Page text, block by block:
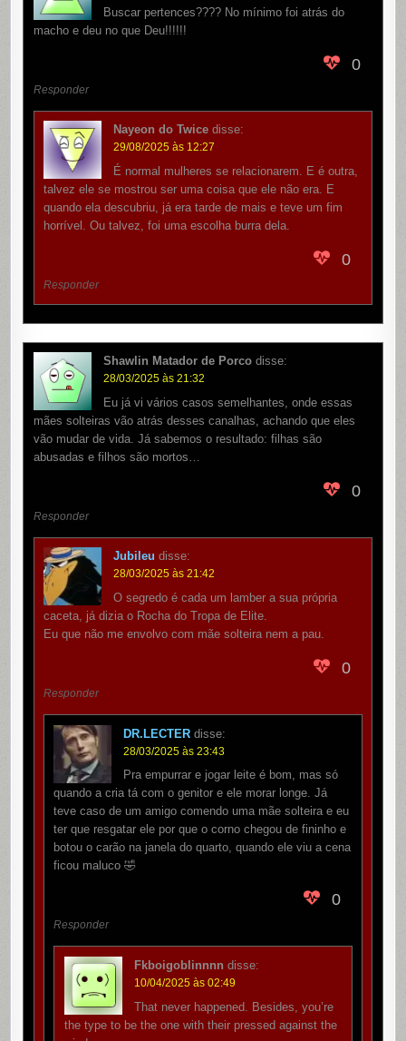
Buscar pertences???? No mínimo foi atrás do
macho e deu no que Deu!!!!!!
0
Responder
Nayeon do Twice disse:
29/08/2025 às 12:27
É normal mulheres se relacionarem. E é outra,
talvez ele se mostrou ser uma coisa que ele não era. E
quando ela descubriu, já era tarde de mais e teve um fim
horrível. Ou talvez, foi uma escolha burra dela.
0
Responder
Shawlin Matador de Porco disse:
28/03/2025 às 21:32
Eu já vi vários casos semelhantes, onde essas
mães solteiras vão atrás desses canalhas, achando que eles
vão mudar de vida. Já sabemos o resultado: filhas são
abusadas e filhos são mortos…
0
Responder
Jubileu disse:
28/03/2025 às 21:42
O segredo é cada um lamber a sua própria
caceta, já dizia o Rocha do Tropa de Elite.
Eu que não me envolvo com mãe solteira nem a pau.
0
Responder
DR.LECTER disse:
28/03/2025 às 23:43
Pra empurrar e jogar leite é bom, mas só
quando a cria tá com o genitor e ele morar longe. Já
teve caso de um amigo comendo uma mãe solteira e eu
ter que resgatar ele por que o corno chegou de fininho e
botou o carão na janela do quarto, quando ele viu a cena
ficou maluco 🤣
0
Responder
Fkboigoblinnnn disse:
10/04/2025 às 02:49
That never happened. Besides, you’re
the type to be the one with their pressed against the